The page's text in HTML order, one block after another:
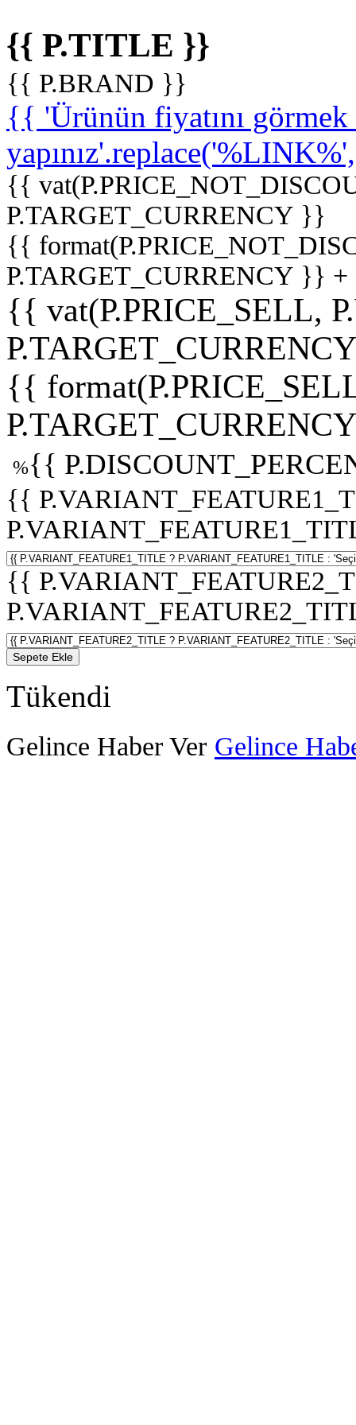
{{ P.TITLE }}
{{ P.BRAND }}
{{ 'Ürünün fiyatını
{{
P.TARGET_CURRENCY }}
{{
P.TARGET_CURRENCY }}
{{ vat(P.PRICE_SELL,
{{
%{{
{{
{{
Sepete Ekle
Tükendi
Gelince Haber Ver Gelince